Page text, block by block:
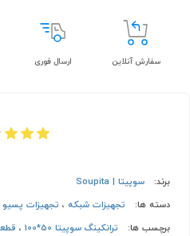
سفارش آنلاین ارسال فوری
برند:
سوپیتا | Soupita
دسته ها:
تجهیزات شبکه، تجهیزات پسیو
برچسب ها:
ترانکینگ سوپیتا 50*100 ،